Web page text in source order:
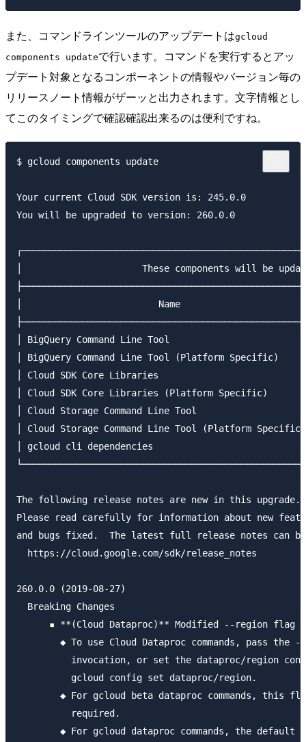
また、コマンドラインツールのアップデートはgcloud
components updateで行います。コマンドを実行するとアッ
プデート対象となるコンポーネントの情報やバージョン毎の
リリースノート情報がザーッと出力されます。文字情報とし
てこのタイミングで確認確認出来るのは便利ですね。
$ gcloud components update
Your current Cloud SDK version is: 245.0.0
You will be upgraded to version: 260.0.0
│                      These components will be
│                         Name                        │
│ BigQuery Command Line Tool
│ BigQuery Command Line Tool (Platform Specific)
│ Cloud SDK Core Libraries                            │
│ Cloud SDK Core Libraries (Platform Specific)
│ Cloud Storage Command Line Tool
│ Cloud Storage Command Line Tool (Platform
│ gcloud cli dependencies                             │
The following release notes are new in this upgrade.
Please read carefully for information about new
and bugs fixed.  The latest full release notes can
  https://cloud.google.com/sdk/release_notes
260.0.0 (2019-08-27)
  Breaking Changes
▪ **(Cloud Dataproc)** Modified --region flag
◆ To use Cloud Dataproc commands, pass the
invocation, or set the dataproc/region
          gcloud config set dataproc/region.
◆ For gcloud beta dataproc commands, this
          required.
◆ For gcloud dataproc commands, the default